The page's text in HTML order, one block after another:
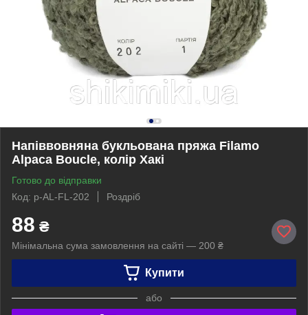
Напіввовняна букльована пряжа Filamo
Alpaca Boucle, колір Хакі
Готово до відправки
Код: p-AL-FL-202
Роздріб
88 ₴
Мінімальна сума замовлення на сайті — 200 ₴
Купити
або